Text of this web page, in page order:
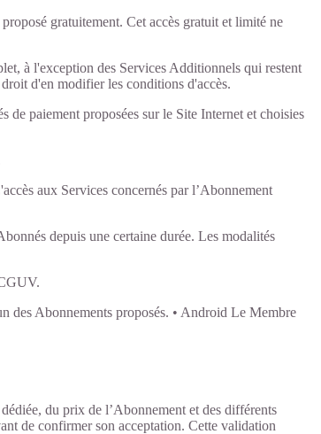
gratuitement. Cet accès gratuit et limité ne
à l'exception des Services Additionnels qui restent
d'en modifier les conditions d'accès.
paiement proposées sur le Site Internet et choisies
aux Services concernés par l’Abonnement
depuis une certaine durée. Les modalités
des Abonnements proposés. • Android Le Membre
du prix de l’Abonnement et des différents
de confirmer son acceptation. Cette validation